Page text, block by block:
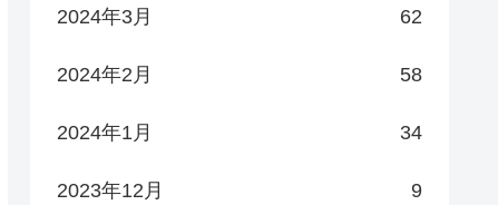
2024年3月 62
2024年2月 58
2024年1月 34
2023年12月 9